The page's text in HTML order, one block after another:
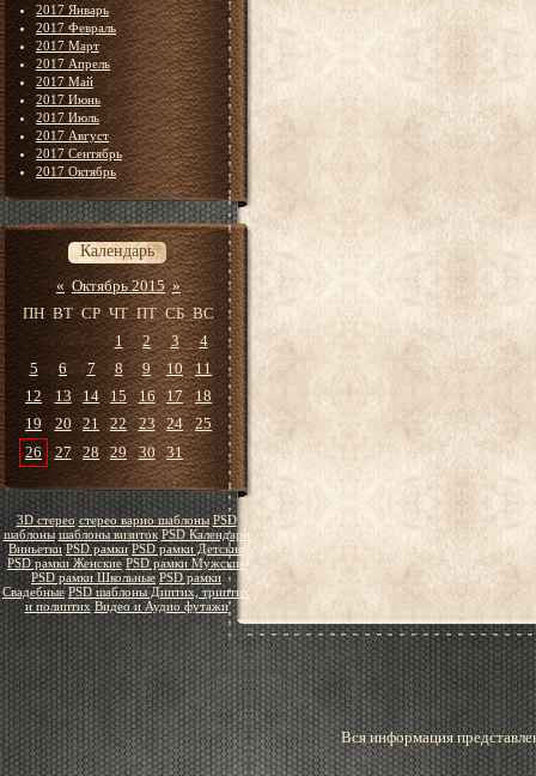
2017 Январь
2017 Февраль
2017 Март
2017 Апрель
2017 Май
2017 Июнь
2017 Июль
2017 Август
2017 Сентябрь
2017 Октябрь
Календарь
« Октябрь 2015 »
ПН ВТ СР ЧТ ПТ СБ ВС
1
2 3
4
5
6 7 8 9 10
11
12
13 14 15 16 17
18
19
20 21 22 23 24
25
26
27 28 29 30 31
3D стерео стерео варио шаблоны PSD
шаблоны шаблоны визиток PSD Календари
Виньетки PSD рамки PSD рамки Детские
PSD рамки Женские PSD рамки Мужские
PSD рамки Школьные PSD рамки
Свадебные PSD шаблоны Диптих, триптих
и полиптих Видео и Аудио футажи
Вся информация